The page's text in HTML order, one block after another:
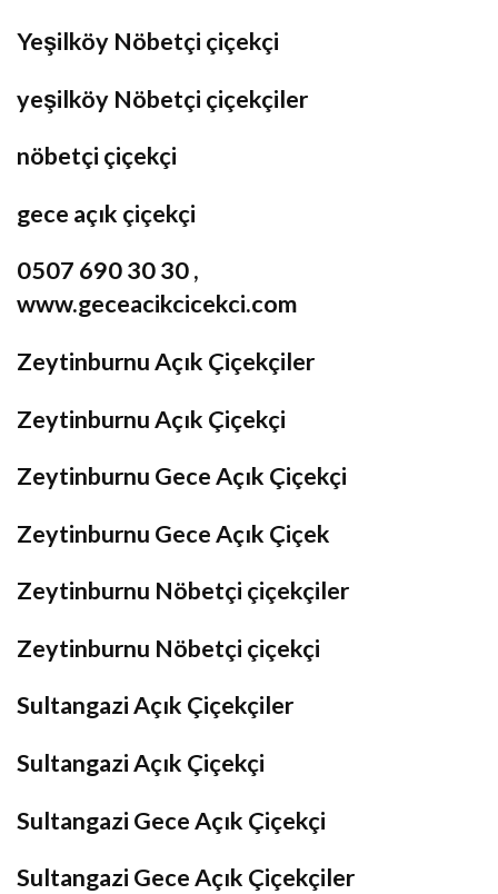
Yeşilköy Nöbetçi çiçekçi
yeşilköy Nöbetçi çiçekçiler
nöbetçi çiçekçi
gece açık çiçekçi
0507 690 30 30 ,
www.geceacikcicekci.com
Zeytinburnu Açık Çiçekçiler
Zeytinburnu Açık Çiçekçi
Zeytinburnu Gece Açık Çiçekçi
Zeytinburnu Gece Açık Çiçek
Zeytinburnu Nöbetçi çiçekçiler
Zeytinburnu Nöbetçi çiçekçi
Sultangazi Açık Çiçekçiler
Sultangazi Açık Çiçekçi
Sultangazi Gece Açık Çiçekçi
Sultangazi Gece Açık Çiçekçiler